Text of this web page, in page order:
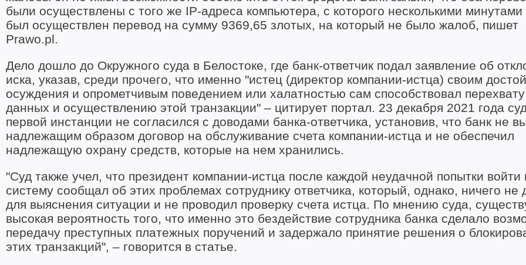
были осуществлены с того же IP-адреса компьютера, с которого несколькими минутами
был осуществлен перевод на сумму 9369,65 злотых, на который не было жалоб, пишет
Prawo.pl.
Дело дошло до Окружного суда в Белостоке, где банк-ответчик подал заявление об
иска, указав, среди прочего, что именно "истец (директор компании-истца) своим
осуждения и опрометчивым поведением или халатностью сам способствовал перехвату
данных и осуществлению этой транзакции" – цитирует портал. 23 декабря 2021 года
первой инстанции не согласился с доводами банка-ответчика, установив, что банк не
надлежащим образом договор на обслуживание счета компании-истца и не обеспечил
надлежащую охрану средств, которые на нем хранились.
"Суд также учел, что президент компании-истца после каждой неудачной попытки войти
систему сообщал об этих проблемах сотруднику ответчика, который, однако, ничего не
для выяснения ситуации и не проводил проверку счета истца. По мнению суда,
высокая вероятность того, что именно это бездействие сотрудника банка сделало
передачу преступных платежных поручений и задержало принятие решения о
этих транзакций", – говорится в статье.